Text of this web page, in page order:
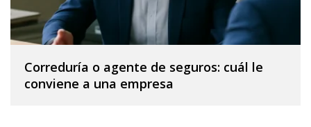
Correduría o agente de seguros: cuál le
conviene a una empresa